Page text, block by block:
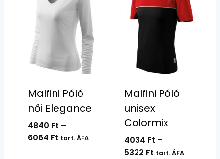
Malfini Póló
női Elegance
4840 Ft –
6064 FtÁrtartomány:
tart. ÁFA
Malfini Póló
unisex
Colormix
4034 Ft –
5322 FtÁrtartomány:
tart. ÁFA